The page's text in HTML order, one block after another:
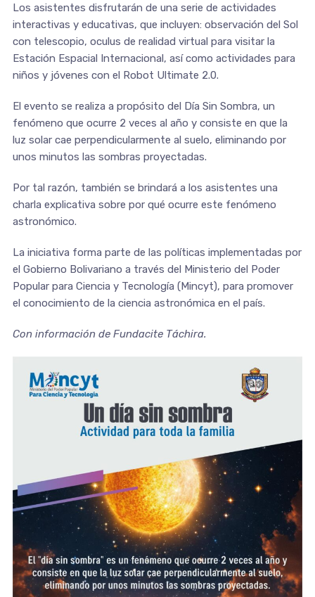
Los asistentes disfrutarán de una serie de actividades
interactivas y educativas, que incluyen: observación del Sol
con telescopio, oculus de realidad virtual para visitar la
Estación Espacial Internacional, así como actividades para
niños y jóvenes con el Robot Ultimate 2.0.
El evento se realiza a propósito del Día Sin Sombra, un
fenómeno que ocurre 2 veces al año y consiste en que la
luz solar cae perpendicularmente al suelo, eliminando por
unos minutos las sombras proyectadas.
Por tal razón, también se brindará a los asistentes una
charla explicativa sobre por qué ocurre este fenómeno
astronómico.
La iniciativa forma parte de las políticas implementadas por
el Gobierno Bolivariano a través del Ministerio del Poder
Popular para Ciencia y Tecnología (Mincyt), para promover
el conocimiento de la ciencia astronómica en el país.
Con información de Fundacite Táchira.